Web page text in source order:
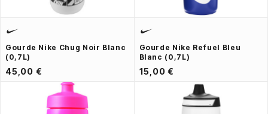
Gourde Nike Chug Noir Blanc
(0,7L)
45,00 €
Gourde Nike Refuel Bleu
Blanc (0,7L)
15,00 €